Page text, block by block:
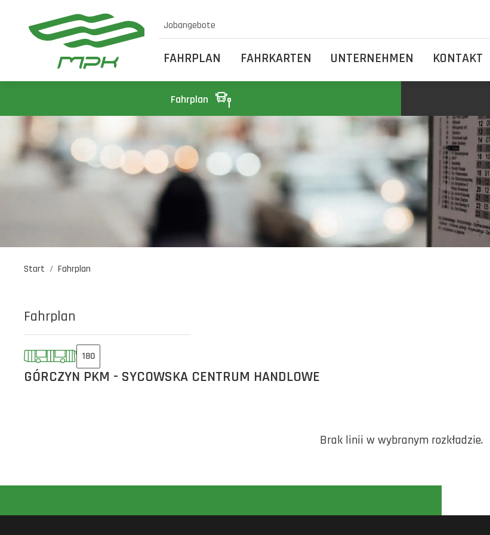
Jobangebote
FAHRPLAN FAHRKARTEN UNTERNEHMEN KONTAKT
Fahrplan
Start Fahrplan
Fahrplan
180
GÓRCZYN PKM - SYCOWSKA CENTRUM HANDLOWE
Brak linii w wybranym rozkładzie.